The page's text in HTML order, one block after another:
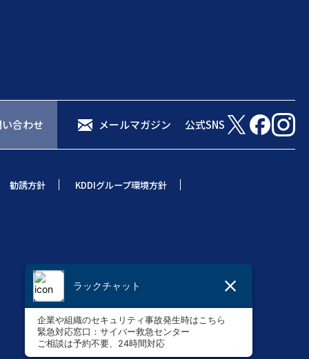
合わせ メールマガジン 公式SNS
勧誘方針 KDDIグループ環境方針